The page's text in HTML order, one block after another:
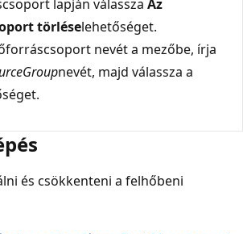
lapján válassza Az
törléselehetőséget.
nevét a mezőbe, írja
nevét, majd válassza a
és csökkenteni a felhőbeni